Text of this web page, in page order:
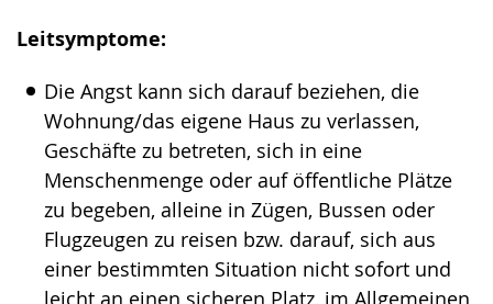
Leitsymptome:
Die Angst kann sich darauf beziehen, die
Wohnung/das eigene Haus zu verlassen,
Geschäfte zu betreten, sich in eine
Menschenmenge oder auf öffentliche Plätze
zu begeben, alleine in Zügen, Bussen oder
Flugzeugen zu reisen bzw. darauf, sich aus
einer bestimmten Situation nicht sofort und
leicht an einen sicheren Platz, im Allgemeinen